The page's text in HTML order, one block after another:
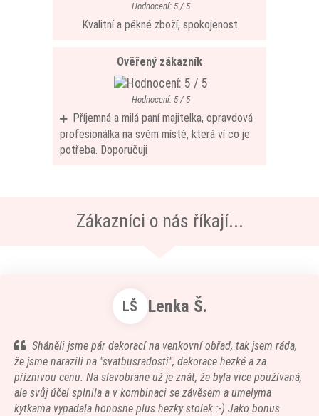
Hodnocení: 5 / 5
Kvalitní a pěkné zboží, spokojenost
Ověřený zákazník
Hodnocení: 5 / 5
Příjemná a milá paní majitelka, opravdová
profesionálka na svém místě, která ví co je
potřeba. Doporučuji
Zákazníci o nás říkají...
LŠ Lenka Š.
Sháněli jsme pár dekorací na venkovní obřad, tak jsem ráda,
že jsme narazili na "svatbusradosti", dekorace hezké a za
příznivou cenu. Na slavobrane už je znát, že byla vice používaná,
ale svůj účel splnila a v kombinaci se závěsem a umelyma
kytkama vypadala honosne plus hezky stolek :-) Jako bonus